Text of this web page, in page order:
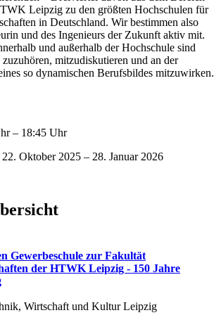
Leipzig zu den größten Hochschulen für
in Deutschland. Wir bestimmen also
und des Ingenieurs der Zukunft aktiv mit.
und außerhalb der Hochschule sind
mitzudiskutieren und an der
so dynamischen Berufsbildes mitzuwirken.
– 18:45 Uhr
Oktober 2025 – 28. Januar 2026
Gewerbeschule zur Fakultät
der HTWK Leipzig - 150 Jahre
Wirtschaft und Kultur Leipzig